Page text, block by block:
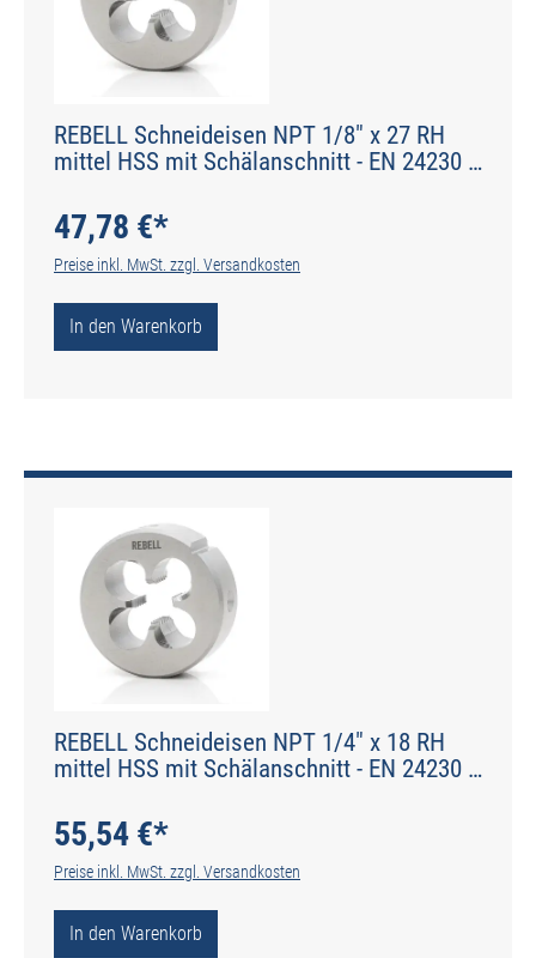
REBELL Schneideisen NPT 1/8" x 27 RH
mittel HSS mit Schälanschnitt - EN 24230 -
47,78 €*
Preise inkl. MwSt. zzgl. Versandkosten
In den Warenkorb
REBELL Schneideisen NPT 1/4" x 18 RH
mittel HSS mit Schälanschnitt - EN 24230 -
55,54 €*
Preise inkl. MwSt. zzgl. Versandkosten
In den Warenkorb